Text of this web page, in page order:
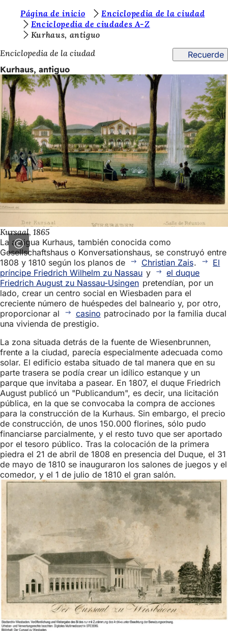
Saltar al contenido
t
á
s
q
u
í
:
Página de inicio
Enciclopedia de la ciudad
Enciclopedia de ciudades A-Z
Kurhaus, antiguo
Enciclopedia de la ciudad
Recuerde
Kurhaus, antiguo
Kursaal, 1865
La antigua Kurhaus, también conocida como
Gesellschaftshaus o Konversationshaus, se construyó entre
1808 y 1810 según los planos de
Christian Zais.
El
príncipe Friedrich Wilhelm zu Nassau y
el duque
Friedrich August zu Nassau-Usingen pretendían, por un
lado, crear un centro social en Wiesbaden para el
creciente número de huéspedes del balneario y, por otro,
proporcionar al
casino patrocinado por la familia ducal
una vivienda de prestigio.
La zona situada detrás de la fuente de Wiesenbrunnen,
frente a la ciudad, parecía especialmente adecuada como
solar. El edificio estaba situado de tal manera que en su
parte trasera se podía crear un idílico estanque y un
parque que invitaba a pasear. En 1807, el duque Friedrich
August publicó un "Publicandum", es decir, una licitación
pública, en la que se convocaba la compra de acciones
para la construcción de la Kurhaus. Sin embargo, el precio
de construcción, de unos 150.000 florines, sólo pudo
financiarse parcialmente, y el resto tuvo que ser aportado
por el tesoro público. Tras la colocación de la primera
piedra el 21 de abril de 1808 en presencia del Duque, el 31
de mayo de 1810 se inauguraron los salones de juegos y el
comedor, y el 1 de julio de 1810 el gran salón.